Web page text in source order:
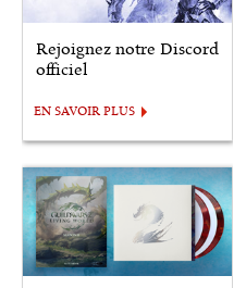
Rejoignez notre Discord
officiel
EN SAVOIR PLUS